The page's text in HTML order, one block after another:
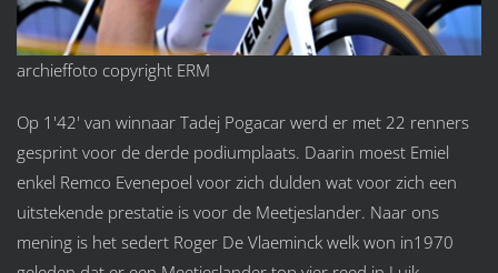
archieffoto copyright ERM
Op 1'42' van winnaar Tadej Pogacar werd er met 22 renners
gesprint voor de derde podiumplaats. Daarin moest Emiel
enkel Remco Evenepoel voor zich dulden wat voor zich een
uitstekende prestatie is voor de Meetjeslander. Naar ons
mening is het sedert Roger De Vlaeminck welk won in1970